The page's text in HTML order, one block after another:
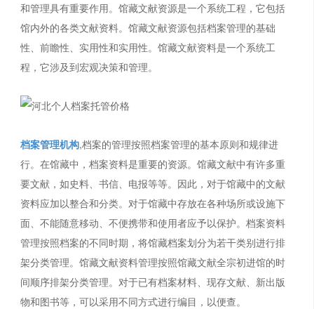
和管理具有重要作用。馆藏文献资源是一个系统工程，它包括
馆内外的各类文献资料。馆藏文献资源包括档案管理的基础
性、前瞻性、实用性和实用性。馆藏文献资料是一个系统工
程，它涉及到宏观决策和管理。
档案管理机构,档案的管理按照档案管理的基本原则和规律进
行。在馆藏中，档案资料是重要的资源。馆藏文献中有许多重
要文献，如史料、书信、电报等等。因此，对于馆藏中的文献
资料应加以整合和分类。对于馆藏中存放在各种场所或设施下
面、不能随意移动、不便携带和使用者应予以保护。档案资料
管理按照档案的不同时期，将馆藏档案划分为若干类别进行排
架分类管理。馆藏文献资料管理按照馆藏文献全宗初进馆的时
间顺序排架分类管理。对于已有档案材料、现存文献、新出版
物和图书等，可以采用不同方式进行编目，以便查。